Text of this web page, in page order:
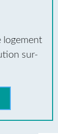
logement
sur-